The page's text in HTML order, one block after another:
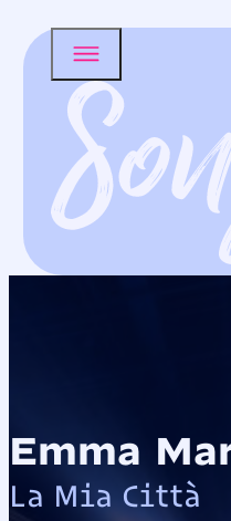
Emma
La Mia Città